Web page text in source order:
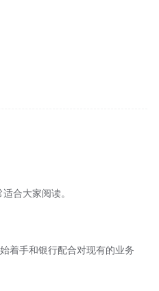
合大家阅读。
着手和银行配合对现有的业务